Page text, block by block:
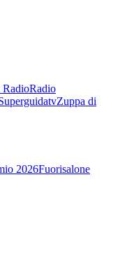
Radio
Zuppa di
2026Fuorisalone